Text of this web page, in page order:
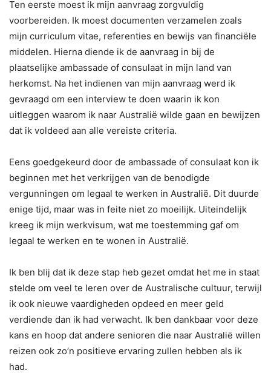
Ten eerste moest ik mijn aanvraag zorgvuldig
voorbereiden. Ik moest documenten verzamelen zoals
mijn curriculum vitae, referenties en bewijs van financiële
middelen. Hierna diende ik de aanvraag in bij de
plaatselijke ambassade of consulaat in mijn land van
herkomst. Na het indienen van mijn aanvraag werd ik
gevraagd om een ​​interview te doen waarin ik kon
uitleggen waarom ik naar Australië wilde gaan en bewijzen
dat ik voldeed aan alle vereiste criteria.
Eens goedgekeurd door de ambassade of consulaat kon ik
beginnen met het verkrijgen van de benodigde
vergunningen om legaal te werken in Australië. Dit duurde
enige tijd, maar was in feite niet zo moeilijk. Uiteindelijk
kreeg ik mijn werkvisum, wat me toestemming gaf om
legaal te werken en te wonen in Australië.
Ik ben blij dat ik deze stap heb gezet omdat het me in staat
stelde om veel te leren over de Australische cultuur, terwijl
ik ook nieuwe vaardigheden opdeed en meer geld
verdiende dan ik had verwacht. Ik ben dankbaar voor deze
kans en hoop dat andere senioren die naar Australië willen
reizen ook zo’n positieve ervaring zullen hebben als ik
had.